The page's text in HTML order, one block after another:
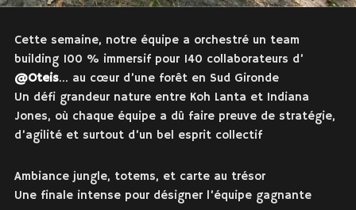
Cette semaine, notre équipe a orchestré un team
building 100 % immersif pour 140 collaborateurs d’
@Oteis… au cœur d’une forêt en Sud Gironde
Un défi grandeur nature entre Koh Lanta et Indiana
Jones, où chaque équipe a dû faire preuve de stratégie,
d’agilité et surtout d’un bel esprit collectif
Ambiance jungle, totems, et carte au trésor
Une finale intense pour désigner l’équipe gagnante